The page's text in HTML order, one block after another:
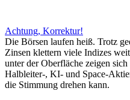
Achtung, Korrektur!
Die Börsen laufen heiß. Trotz
Zinsen klettern viele Indizes
unter der Oberfläche zeigen
Halbleiter-, KI- und Space-
die Stimmung drehen kann.